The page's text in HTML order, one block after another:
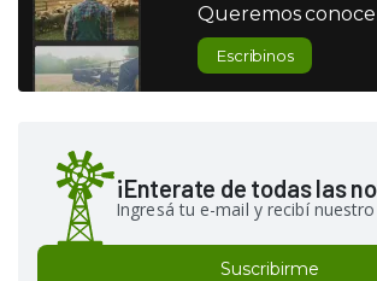
Queremos
Escribinos
¡Enterate de todas las
Ingresá tu e-mail y recibí
Suscribirme